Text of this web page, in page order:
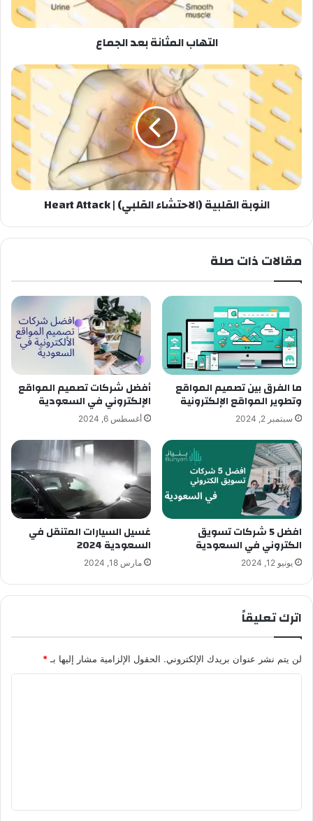
التهاب المثانة بعد الجماع
النوبة القلبية (الاحتشاء القلبي) | Heart Attack
مقالات ذات صلة
ما الفرق بين تصميم المواقع
وتطوير المواقع الإلكترونية
سبتمبر 2, 2024
أفضل شركات تصميم المواقع
الإلكتروني في السعودية
أغسطس 6, 2024
افضل 5 شركات تسويق
الكتروني في السعودية
يونيو 12, 2024
غسيل السيارات المتنقل في
السعودية 2024
مارس 18, 2024
اترك تعليقاً
لن يتم نشر عنوان بريدك الإلكتروني. الحقول الإلزامية مشار إليها بـ *
ق